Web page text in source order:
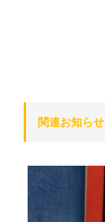
関連お知らせ